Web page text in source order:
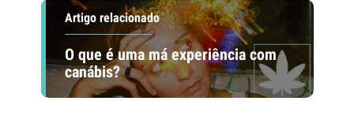
Artigo relacionado
O que é uma má experiência com
canábis?